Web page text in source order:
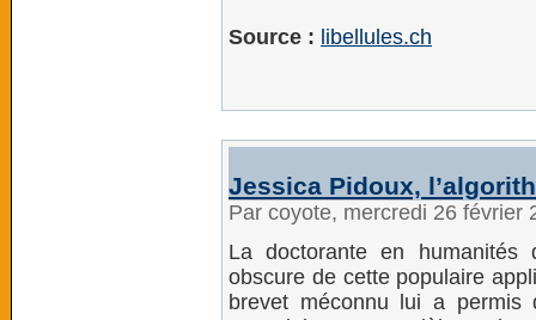
Source : libellules.ch
Jessica Pidoux,
Par coyote, mercredi 26 février
La doctorante en humanités
obscure de cette populaire
brevet méconnu lui a permis